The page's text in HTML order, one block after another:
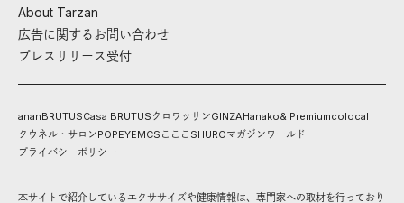
About Tarzan
広告に関するお問い合わせ
プレスリリース受付
ananBRUTUSCasa BRUTUS クロワッサンGINZAHanako& Premiumcolocal
クウネル・サロンPOPEYEMCS こここ SHUROマガジンワールド
プライバシーポリシー
本サイトで紹介しているエクササイズや健康情報は、専門家への取材を行っており